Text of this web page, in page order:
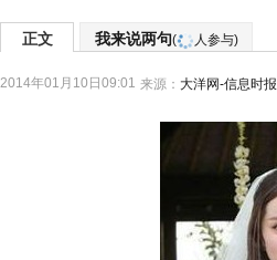
正文 我来说两句( 人参与)
2014年01月10日09:01 来源： 大洋网-信息时报